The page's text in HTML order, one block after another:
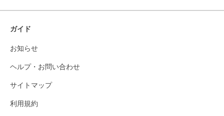
ガイド
お知らせ
ヘルプ・お問い合わせ
サイトマップ
利用規約